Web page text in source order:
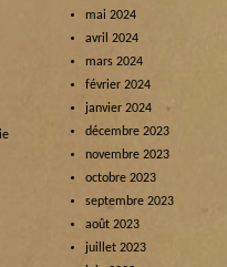
mai 2024
avril 2024
mars 2024
février 2024
janvier 2024
décembre 2023
novembre 2023
octobre 2023
septembre 2023
août 2023
juillet 2023